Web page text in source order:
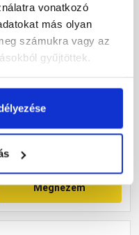
vonatkozó
más olyan
számukra vagy az
gyűjtöttek.
Cemix 2614 Deep primer
10 kg
Rendelésre
Megnézem